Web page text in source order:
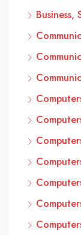
Business,